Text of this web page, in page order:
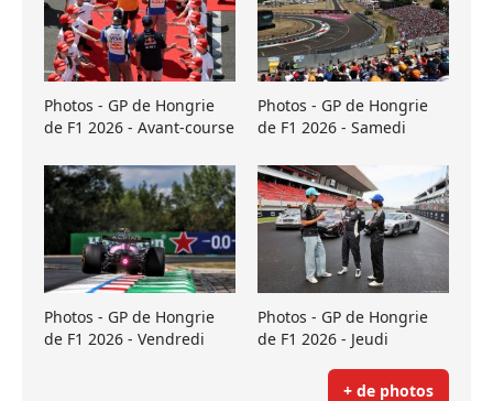
Photos - GP de Hongrie
de F1 2026 - Avant-course
Photos - GP de Hongrie
de F1 2026 - Samedi
Photos - GP de Hongrie
de F1 2026 - Vendredi
Photos - GP de Hongrie
de F1 2026 - Jeudi
+ de photos